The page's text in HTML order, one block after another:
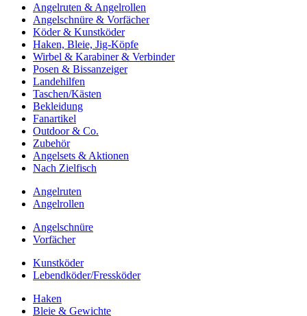
Angelruten & Angelrollen
Angelschnüre & Vorfächer
Köder & Kunstköder
Haken, Bleie, Jig-Köpfe
Wirbel & Karabiner & Verbinder
Posen & Bissanzeiger
Landehilfen
Taschen/Kästen
Bekleidung
Fanartikel
Outdoor & Co.
Zubehör
Angelsets & Aktionen
Nach Zielfisch
Angelruten
Angelrollen
Angelschnüre
Vorfächer
Kunstköder
Lebendköder/Fressköder
Haken
Bleie & Gewichte